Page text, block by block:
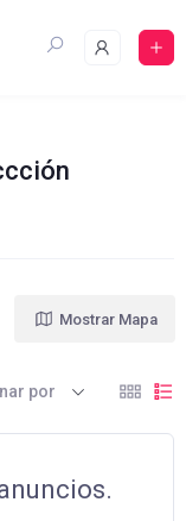
Mostrar Mapa
por